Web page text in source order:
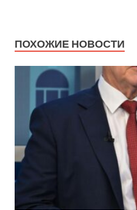
ПОХОЖИЕ НОВОСТИ